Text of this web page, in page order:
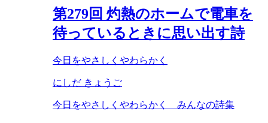
第279回 灼熱のホームで電車を
待っているときに思い出す詩
今日をやさしくやわらかく
にしだ きょうご
今日をやさしくやわらかく みんなの詩集